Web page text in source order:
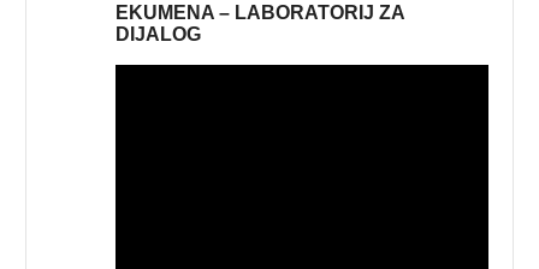
EKUMENA – LABORATORIJ ZA
DIJALOG